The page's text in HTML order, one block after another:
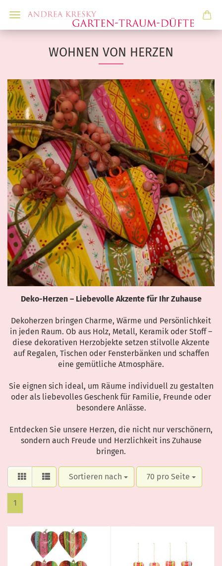
WOHNEN VON HERZEN
Deko-Herzen – Liebevolle Akzente für Ihr Zuhause
Dekoherzen bringen Charme, Wärme und Persönlichkeit
in jeden Raum. Ob aus Holz, Metall, Keramik oder Stoff –
diese dekorativen Herzobjekte setzen stilvolle Akzente
auf Regalen, Tischen oder Fensterbänken und schaffen
eine gemütliche Atmosphäre.
Sie eignen sich ideal, um Räume individuell zu gestalten
oder als liebevolles Geschenk für Familie, Freunde oder
besondere Anlässe.
Entdecken Sie unsere Herzen, die nicht nur verschönern,
sondern auch Freude und Herzlichkeit ins Zuhause
bringen.
Sortieren nach 70 pro Seite
1